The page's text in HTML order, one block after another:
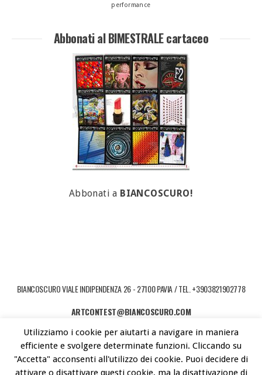
performance
Abbonati al BIMESTRALE cartaceo
Abbonati a BIANCOSCURO!
BIANCOSCURO VIALE INDIPENDENZA 26 - 27100 PAVIA / TEL. +3903821902778
ARTCONTEST@BIANCOSCURO.COM
COPYRIGHT © 2026 ART CONTEST. POWERED BY LIBEREMENTI - IDEE PER
L'ARTE CONTEMPORANEA
Utilizziamo i cookie per aiutarti a navigare in maniera
efficiente e svolgere determinate funzioni. Cliccando su
"Accetta" acconsenti all'utilizzo dei cookie. Puoi decidere di
attivare o disattivare questi cookie, ma la disattivazione di